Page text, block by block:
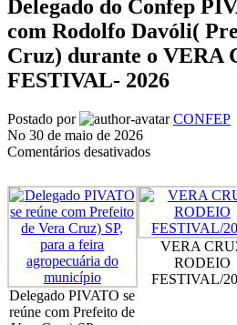
Delegado do Confep
com Rodolfo Davóli(
Cruz) durante o VERA
FESTIVAL- 2026
Postado por
CONFEP
No 30 de maio de 2026
Comentários desativadosem
do
Confep
PIVATO
se
encontra
Rodolfo
Delegado PIVATO se
reúne com Prefeito de
VERA
RODEIO
FESTIVAL/